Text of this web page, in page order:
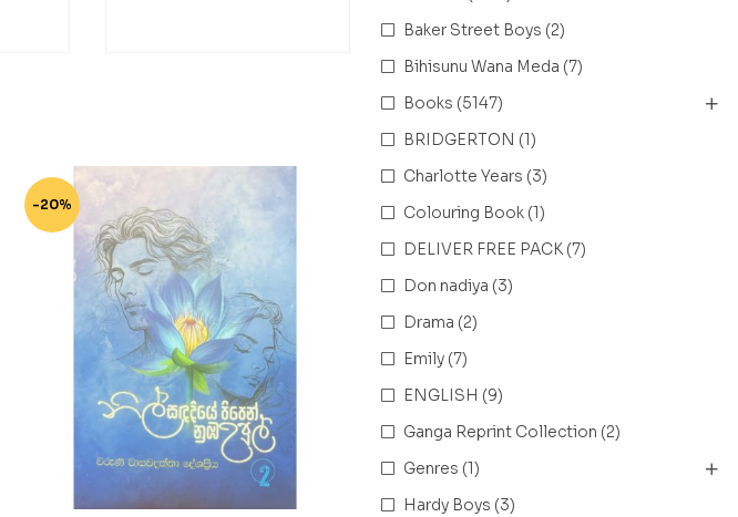
-20%
Baker Street Boys (2)
Bihisunu Wana Meda (7)
Books (5147)
BRIDGERTON (1)
Charlotte Years (3)
Colouring Book (1)
DELIVER FREE PACK (7)
Don nadiya (3)
Drama (2)
Emily (7)
ENGLISH (9)
Ganga Reprint Collection (2)
Genres (1)
Hardy Boys (3)